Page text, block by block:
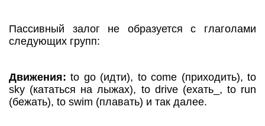
Пассивный залог не образуется с глаголами
следующих групп:
Движения: to go (идти), to come (приходить), to
sky (кататься на лыжах), to drive (ехать_, to run
(бежать), to swim (плавать) и так далее.